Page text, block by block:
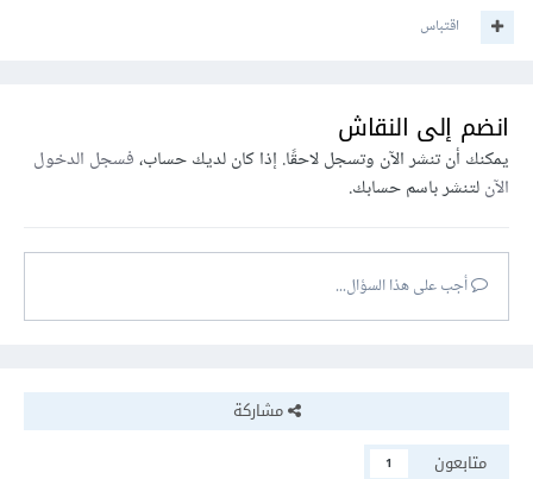
اقتباس
انضم إلى النقاش
يمكنك أن تنشر الآن وتسجل لاحقًا. إذا كان لديك حساب،فسجل الدخول
الآنلتنشر باسم حسابك.
أجب على هذا السؤال...
مشاركة
متابعون
1